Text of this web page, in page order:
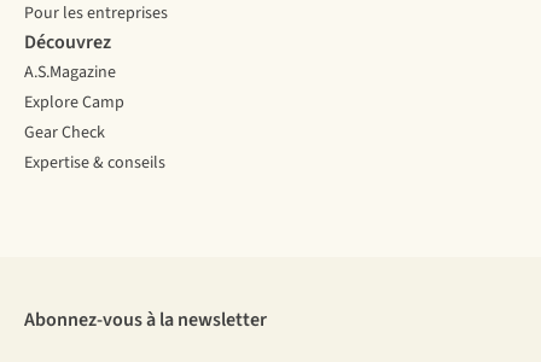
Pour les entreprises
Découvrez
A.S.Magazine
Explore Camp
Gear Check
Expertise & conseils
Abonnez-vous à la newsletter